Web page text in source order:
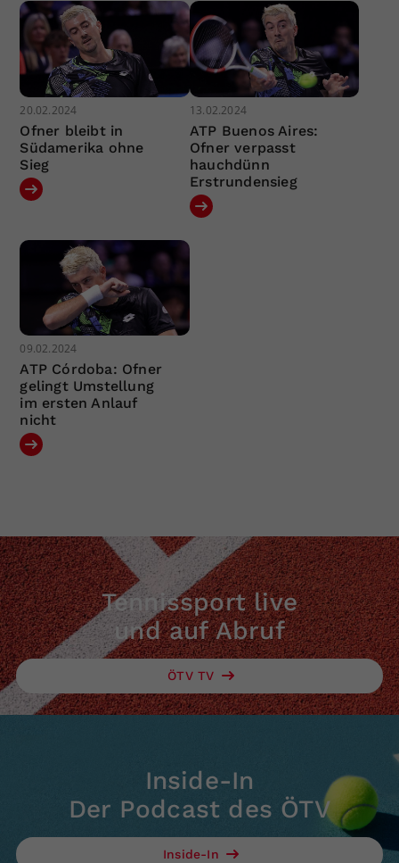
20.02.2024
Ofner bleibt in
Südamerika ohne
Sieg
13.02.2024
ATP Buenos Aires:
Ofner verpasst
hauchdünn
Erstrundensieg
09.02.2024
ATP Córdoba: Ofner
gelingt Umstellung
im ersten Anlauf
nicht
Tennissport live
und auf Abruf
ÖTV TV
Inside-In
Der Podcast des ÖTV
Inside-In